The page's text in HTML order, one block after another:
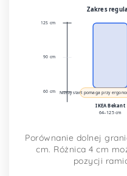
Zakres
125 cm
90 cm
60 cm
IKEA Bekant
64–125 cm
Niższy start pomaga przy
Porównanie dolnej
cm. Różnica 4 cm
pozycji